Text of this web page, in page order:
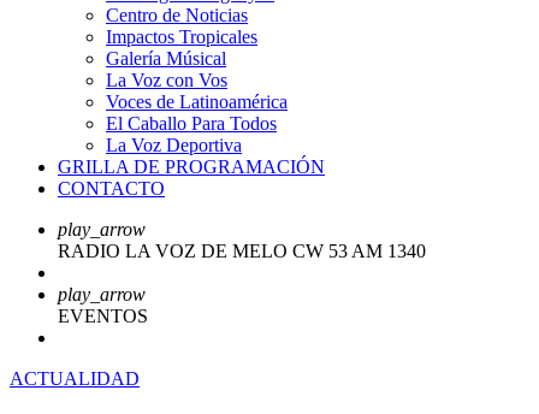
Centro de Noticias
Impactos Tropicales
Galería Músical
La Voz con Vos
Voces de Latinoamérica
El Caballo Para Todos
La Voz Deportiva
GRILLA DE PROGRAMACIÓN
CONTACTO
play_arrow
RADIO LA VOZ DE MELO CW 53 AM 1340
play_arrow
EVENTOS
ACTUALIDAD